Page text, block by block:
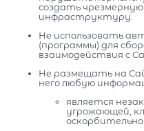
создать чрезмерную
инфраструктуру.
Не использовать
(программы) для
взаимодействия с
Не размещать на
него любую
является
угрожающей,